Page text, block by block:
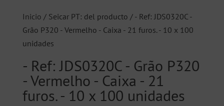
Inicio / Seicar PT: del producto / - Ref: JDS0320C -
Grão P320 - Vermelho - Caixa - 21 furos. - 10 x 100
unidades
- Ref: JDS0320C - Grão P320
- Vermelho - Caixa - 21
furos. - 10 x 100 unidades